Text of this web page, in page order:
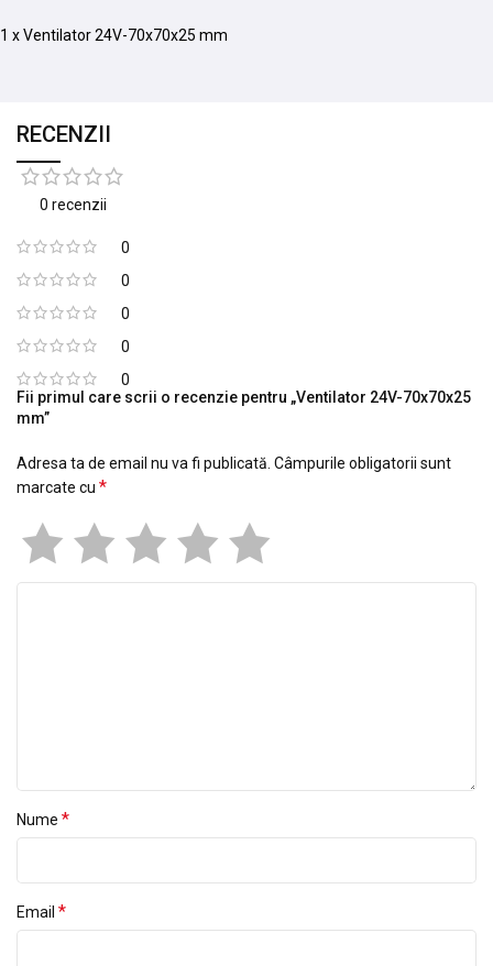
1 x Ventilator 24V-70x70x25 mm
RECENZII
0 recenzii
0
0
0
0
0
Fii primul care scrii o recenzie pentru „Ventilator 24V-70x70x25
mm”
Adresa ta de email nu va fi publicată. Câmpurile obligatorii sunt
marcate cu *
Nume *
Email *